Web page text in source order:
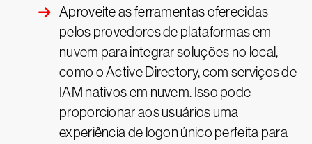
Aproveite as ferramentas oferecidas
pelos provedores de plataformas em
nuvem para integrar soluções no local,
como o Active Directory, com serviços de
IAM nativos em nuvem. Isso pode
proporcionar aos usuários uma
experiência de logon único perfeita para